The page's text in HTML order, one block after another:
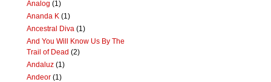
Analog (1)
Ananda K (1)
Ancestral Diva (1)
And You Will Know Us By The
Trail of Dead (2)
Andaluz (1)
Andeor (1)